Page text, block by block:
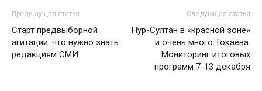
Предыдущая статья
Старт предвыборной
агитации: что нужно знать
редакциям СМИ
Следующая статья
Нур-Султан в «красной зоне»
и очень много Токаева.
Мониторинг итоговых
программ 7-13 декабря